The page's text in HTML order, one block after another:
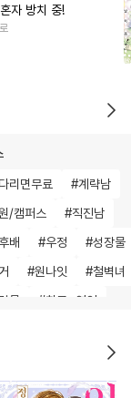
자 방치 중!
리면무료 #계략남
/캠퍼스 #직진남
배 #우정 #성장물
#원나잇 #철벽녀
물 #친구>연인
물 #고수위